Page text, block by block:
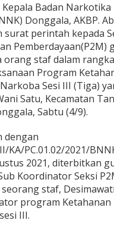
k
a
n
S
u
r
a
P
e
r
n
t
a
h
S
e
k
s
i
Kepala Badan Narkotika
Donggala, AKBP.
surat perintah kepada
Pemberdayaan(P2M)
orang staf dalam
Program
Sesi III (Tiga)
Satu, Kecamatan
Sabtu (4/9).
dengan
KA/PC.01.02/2021/
2021, diterbitkan
Koordinator Seksi
seorang staf,
program Ketahanan
III.